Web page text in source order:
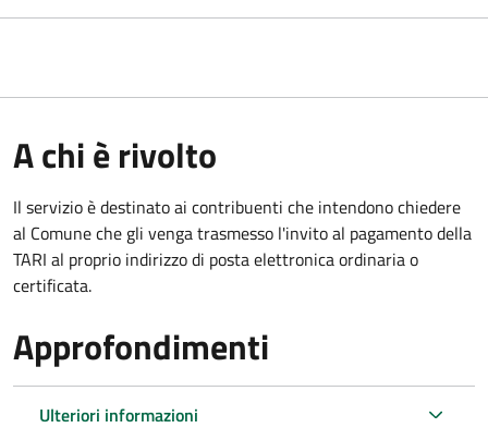
A chi è rivolto
Il servizio è destinato ai contribuenti che intendono chiedere
al Comune che gli venga trasmesso l'invito al pagamento della
TARI al proprio indirizzo di posta elettronica ordinaria o
certificata.
Approfondimenti
Ulteriori informazioni